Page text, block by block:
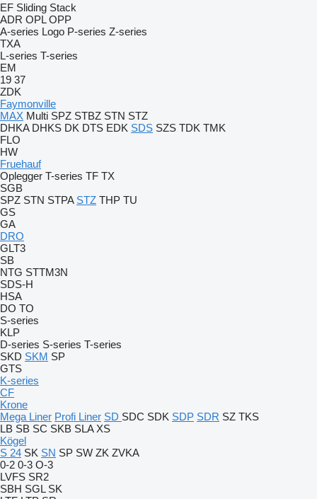
EF Sliding Stack
ADR OPL OPP
A-series Logo P-series Z-series
TXA
L-series T-series
EM
19 37
ZDK
Faymonville
MAX Multi SPZ STBZ STN STZ
DHKA DHKS DK DTS EDK SDS SZS TDK TMK
FLO
HW
Fruehauf
Oplegger T-series TF TX
SGB
SPZ STN STPA STZ THP TU
GS
GA
DRO
GLT3
SB
NTG STTM3N
SDS-H
HSA
DO TO
S-series
KLP
D-series S-series T-series
SKD SKM SP
GTS
K-series
CF
Krone
Mega Liner Profi Liner SD SDC SDK SDP SDR SZ TKS
LB SB SC SKB SLA XS
Kögel
S 24 SK SN SP SW ZK ZVKA
0-2 0-3 O-3
LVFS SR2
SBH SGL SK